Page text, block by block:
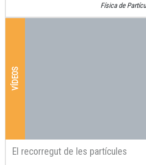
Física de
VÍDEOS
El recorregut de les partícules